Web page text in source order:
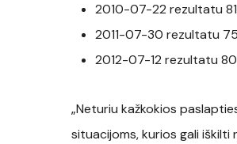
2010-07-22 rezultatu
2011-07-30 rezultatu
2012-07-12 rezultatu
„Neturiu kažkokios
situacijoms, kurios gali